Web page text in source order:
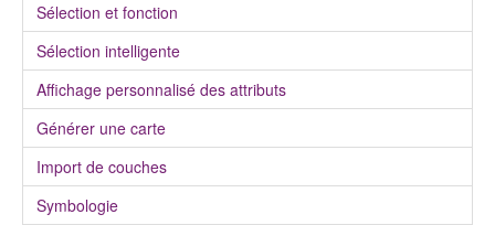
Sélection et fonction
Sélection intelligente
Affichage personnalisé des attributs
Générer une carte
Import de couches
Symbologie